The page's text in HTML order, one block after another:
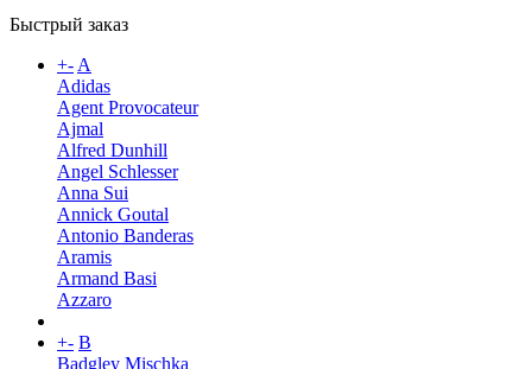
Быстрый заказ
+-A
Adidas
Agent Provocateur
Ajmal
Alfred Dunhill
Angel Schlesser
Anna Sui
Annick Goutal
Antonio Banderas
Aramis
Armand Basi
Azzaro
+- B
Badgley Mischka